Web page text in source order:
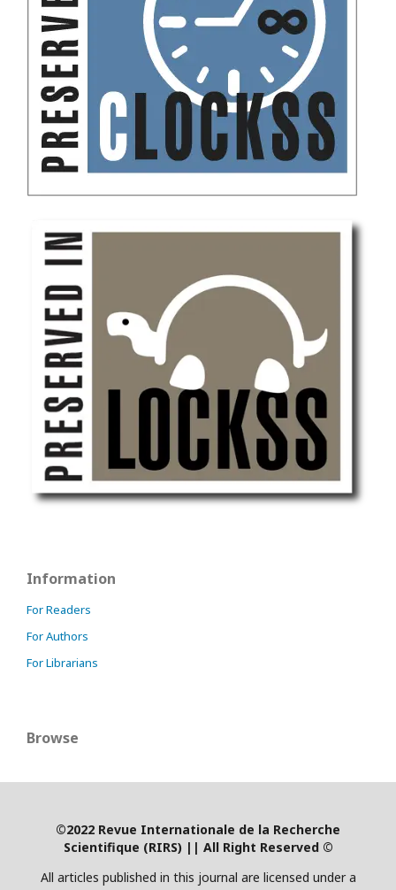
Information
For Readers
For Authors
For Librarians
Browse
©2022 Revue Internationale de la Recherche
Scientifique (RIRS) | | All Right Reserved ©
All articles published in this journal are licensed under a